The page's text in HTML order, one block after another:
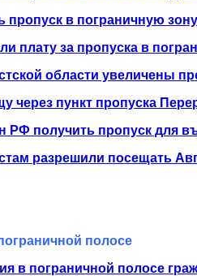
пропуск в пограничную зону
плату за пропуска в
области увеличены
через пункт пропуска
РФ получить пропуск для
разрешили посещать
полосе
в пограничной полосе